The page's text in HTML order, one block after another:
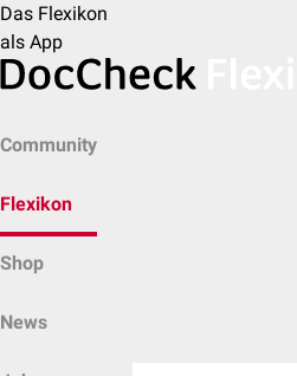
Das Flexikon
als App
Community
Flexikon
Shop
News